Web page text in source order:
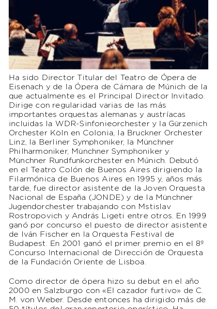
Ha sido Director Titular del Teatro de Ópera de
Eisenach y de la Ópera de Cámara de Múnich de la
que actualmente es el Principal Director Invitado.
Dirige con regularidad varias de las más
importantes orquestas alemanas y austríacas
incluidas la WDR-Sinfonieorchester y la Gürzenich
Orchester Köln en Colonia, la Bruckner Orchester
Linz, la Berliner Symphoniker, la Münchner
Philharmoniker, Münchner Symphoniker y
Münchner Rundfunkorchester en Múnich. Debutó
en el Teatro Colón de Buenos Aires dirigiendo la
Filarmónica de Buenos Aires en 1995 y, años más
tarde, fue director asistente de la Joven Orquesta
Nacional de España (JONDE) y de la Münchner
Jugendorchester trabajando con Mstislav
Rostropovich y András Ligeti entre otros. En 1999
ganó por concurso el puesto de director asistente
de Iván Fischer en la Orquesta Festival de
Budapest. En 2001 ganó el primer premio en el 8º
Concurso Internacional de Dirección de Orquesta
de la Fundación Oriente de Lisboa.
Como director de ópera hizo su debut en el año
2000 en Salzburgo con «El cazador furtivo» de C.
M. von Weber. Desde entonces ha dirigido más de